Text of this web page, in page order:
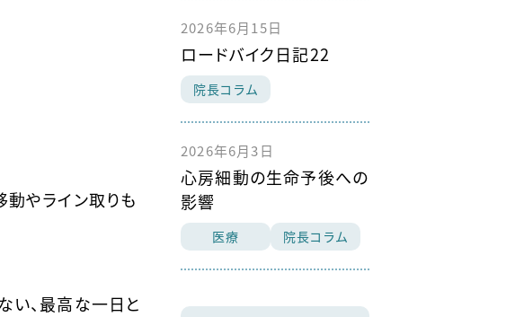
動やライン取りも
い、最高な一日と
2026年6月15日
ロードバイク日記22
院長コラム
2026年6月3日
心房細動の生命予後への
影響
医療 院長コラム